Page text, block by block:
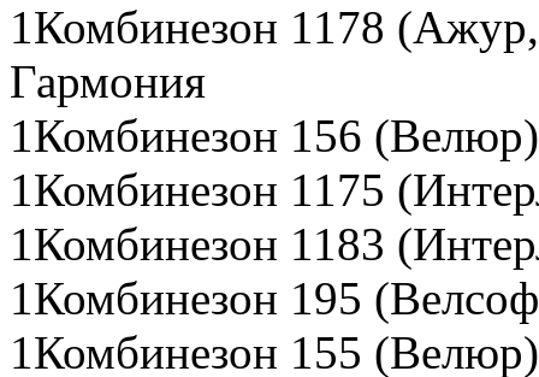
1Комбинезон 1178
Гармония
1Комбинезон 156
1Комбинезон 1175
1Комбинезон 1183
1Комбинезон 195
1Комбинезон 155